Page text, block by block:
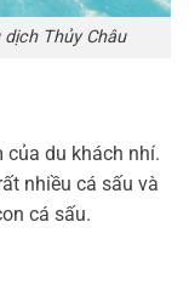
Thủy Châu
của du khách nhí.
nhiều cá sấu và
cá sấu.